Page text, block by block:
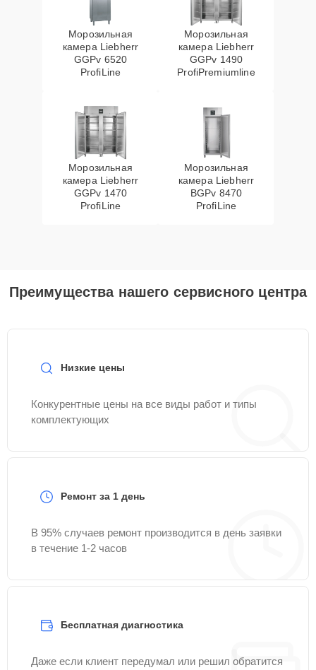
Морозильная
камера Liebherr
GGPv 6520
ProfiLine
Морозильная
камера Liebherr
GGPv 1490
ProfiPremiumline
Морозильная
камера Liebherr
GGPv 1470
ProfiLine
Морозильная
камера Liebherr
BGPv 8470
ProfiLine
Преимущества нашего сервисного центра
Низкие цены
Конкурентные цены на все виды работ и типы
комплектующих
Ремонт за 1 день
В 95% случаев ремонт производится в день заявки
в течение 1-2 часов
Бесплатная диагностика
Даже если клиент передумал или решил обратится